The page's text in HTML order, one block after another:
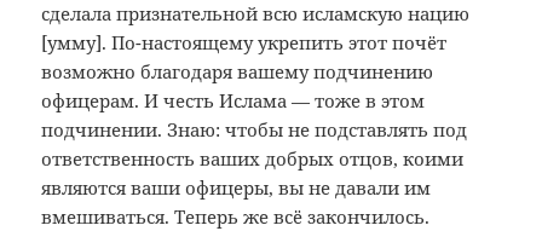
сделала признательной всю исламскую нацию
[умму]. По-настоящему укрепить этот почёт
возможно благодаря вашему подчинению
офицерам. И честь Ислама — тоже в этом
подчинении. Знаю: чтобы не подставлять под
ответственность ваших добрых отцов, коими
являются ваши офицеры, вы не давали им
вмешиваться. Теперь же всё закончилось.